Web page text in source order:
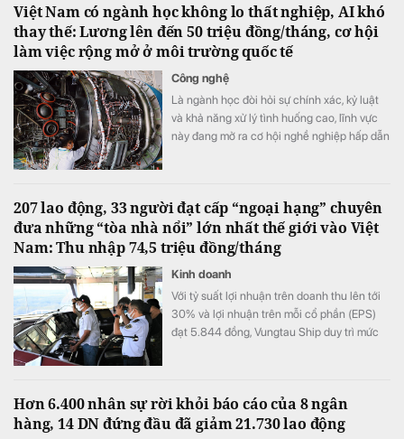
Việt Nam có ngành học không lo thất nghiệp, AI khó
thay thế: Lương lên đến 50 triệu đồng/tháng, cơ hội
làm việc rộng mở ở môi trường quốc tế
Công nghệ
Là ngành học đòi hỏi sự chính xác, kỷ luật
và khả năng xử lý tình huống cao, lĩnh vực
này đang mở ra cơ hội nghề nghiệp hấp dẫn
207 lao động, 33 người đạt cấp “ngoại hạng” chuyên
đưa những “tòa nhà nổi” lớn nhất thế giới vào Việt
Nam: Thu nhập 74,5 triệu đồng/tháng
Kinh doanh
Với tỷ suất lợi nhuận trên doanh thu lên tới
30% và lợi nhuận trên mỗi cổ phần (EPS)
đạt 5.844 đồng, Vungtau Ship duy trì mức
Hơn 6.400 nhân sự rời khỏi báo cáo của 8 ngân
hàng, 14 DN đứng đầu đã giảm 21.730 lao động